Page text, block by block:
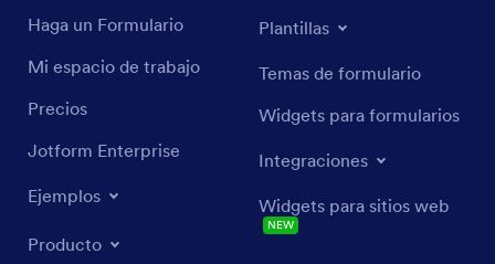
Haga un Formulario
Mi espacio de trabajo
Precios
Jotform Enterprise
Ejemplos
Producto
Plantillas
Temas de formulario
Widgets para formularios
Integraciones
Widgets para sitios web
NEW